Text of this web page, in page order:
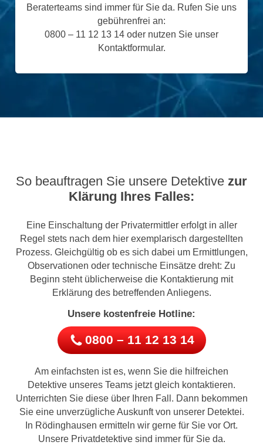
Beraterteams sind immer für Sie da. Rufen Sie uns
gebührenfrei an:
0800 – 11 12 13 14 oder nutzen Sie unser
Kontaktformular.
So beauftragen Sie unsere Detektive zur
Klärung Ihres Falles:
Eine Einschaltung der Privatermittler erfolgt in aller
Regel stets nach dem hier exemplarisch dargestellten
Prozess. Gleichgültig ob es sich dabei um Ermittlungen,
Observationen oder technische Einsätze dreht: Zu
Beginn steht üblicherweise die Kontaktierung mit
Erklärung des betreffenden Anliegens.
Unsere kostenfreie Hotline:
0800 – 11 12 13 14
Am einfachsten ist es, wenn Sie die hilfreichen
Detektive unseres Teams jetzt gleich kontaktieren.
Unterrichten Sie diese über Ihren Fall. Dann bekommen
Sie eine unverzügliche Auskunft von unserer Detektei.
In Rödinghausen ermitteln wir gerne für Sie vor Ort.
Unsere Privatdetektive sind immer für Sie da.